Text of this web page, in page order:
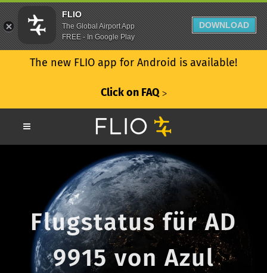
The new FLIO app for Android is available!
Click on FAQ ᐳ
Flugstatus für AD
9915 von Azul
FLIO
The Global Airport App
FREE - In Google Play
DOWNLOAD